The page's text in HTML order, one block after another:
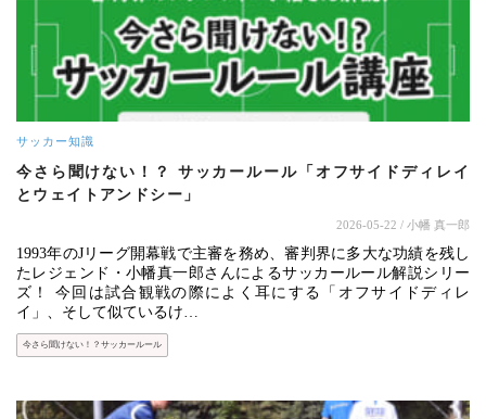
サッカー知識
今さら聞けない！？ サッカールール「オフサイドディレイ
とウェイトアンドシー」
2026-05-22 / 小幡 真一郎
1993年のJリーグ開幕戦で主審を務め、審判界に多大な功績を残し
たレジェンド・小幡真一郎さんによるサッカールール解説シリー
ズ！ 今回は試合観戦の際によく耳にする「オフサイドディレ
イ」、そして似ているけ…
今さら聞けない！？サッカールール